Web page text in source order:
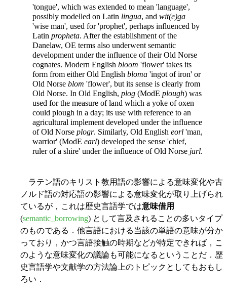
'tongue', which was extended to mean 'language',
possibly modelled on Latin lingua, and wit(e)ga
'wise man', used for 'prophet', perhaps influenced by
Latin propheta. After the establishment of the
Danelaw, OE terms also underwent semantic
development under the influence of their Old Norse
cognates. Modern English bloom 'flower' takes its
form from either Old English bloma 'ingot of iron' or
Old Norse blom 'flower', but its sense is clearly from
Old Norse. In Old English, plog (ModE plough) was
used for the measure of land which a yoke of oxen
could plough in a day; its use with reference to an
agricultural implement developed under the influence
of Old Norse plogr. Similarly, Old English eorl 'man,
warrior' (ModE earl) developed the sense 'chief,
ruler of a shire' under the influence of Old Norse jarl.
ラテン語のキリスト教用語の影響による意味変化や古
ノルド語の対応語の影響による意味変化が取り上げられ
ているが，これは歴史言語学では意味借用
(semantic_borrowing) として言及されることの多いタイプ
のものである．他言語における当該の単語の意味が分か
っており，かつ言語接触の時期などが特定できれば，こ
のような意味変化の議論も可能になるということだ．歴
史言語学や文献学の方法論上のトピックとしてもおもし
ろい．